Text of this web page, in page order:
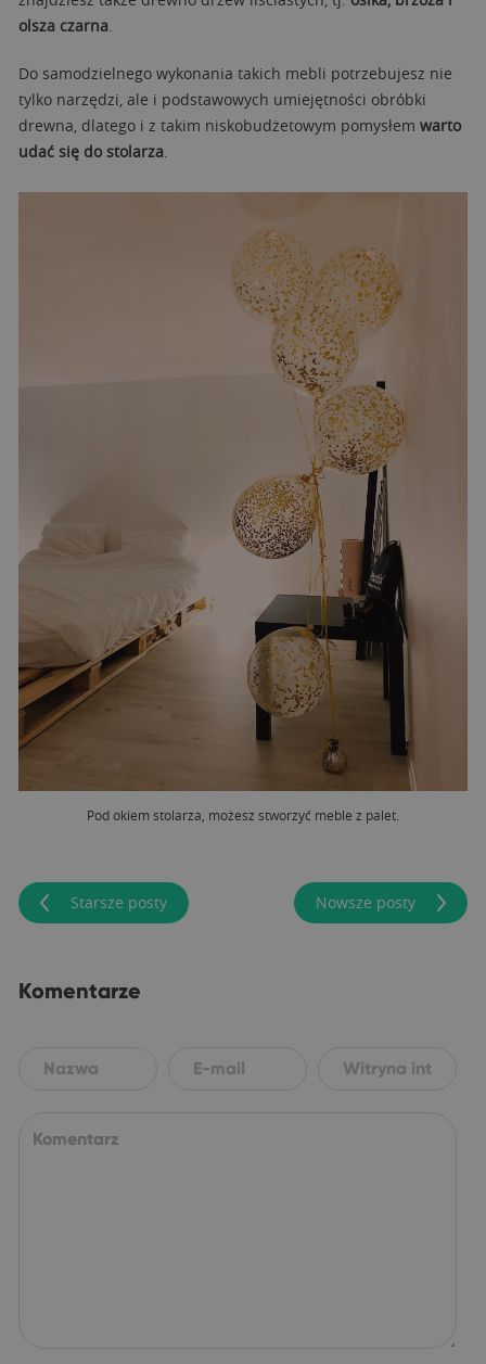
olsza czarna.
Do samodzielnego wykonania takich mebli potrzebujesz nie
tylko narzędzi, ale i podstawowych umiejętności obróbki
drewna, dlatego i z takim niskobudżetowym pomysłem warto
udać się do stolarza.
Pod okiem stolarza, możesz stworzyć meble z palet.
Starsze posty Nowsze posty
Komentarze